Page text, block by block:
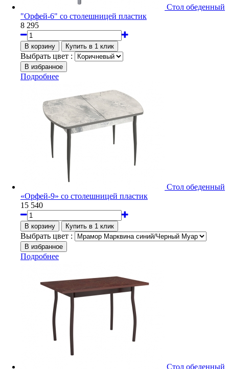
Стол обеденный
"Орфей-6" со столешницей пластик
8 295
Выбрать цвет :
Подробнее
Стол обеденный
«Орфей-9» со столешницей пластик
15 540
Выбрать цвет :
Подробнее
Стол обеденный